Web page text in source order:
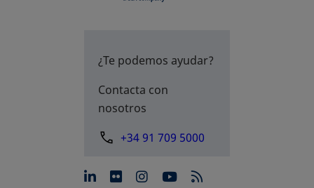
¿Te podemos ayudar?
Contacta con
nosotros
+34 91 709 5000
se abre en una pestaña
se abre en una pestaña
se abre en una
se abre en una